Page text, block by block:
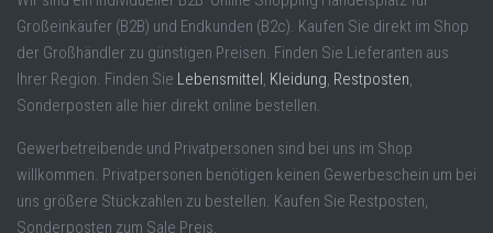
Großeinkäufer (B2B) und Endkunden (B2c). Kaufen Sie direkt im Shop
der Großhändler zu günstigen Preisen. Finden Sie Lieferanten aus
Ihrer Region. Finden Sie Lebensmittel , Kleidung, Restposten,
Sonderposten alle hier direkt online bestellen.
Gewerbetreibende und Privatpersonen sind bei uns im Shop
willkommen. Privatpersonen benötigen keinen Gewerbeschein um bei
uns größere Stückzahlen zu bestellen. Kaufen Sie Restposten,
Sonderposten zum Sale Preis.